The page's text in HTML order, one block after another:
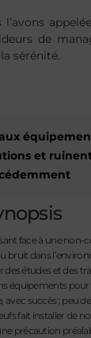
de
sérénité.
et
face à une
bruit dans
des études et des
équipements
succès ; peu
fait installer de
précaution